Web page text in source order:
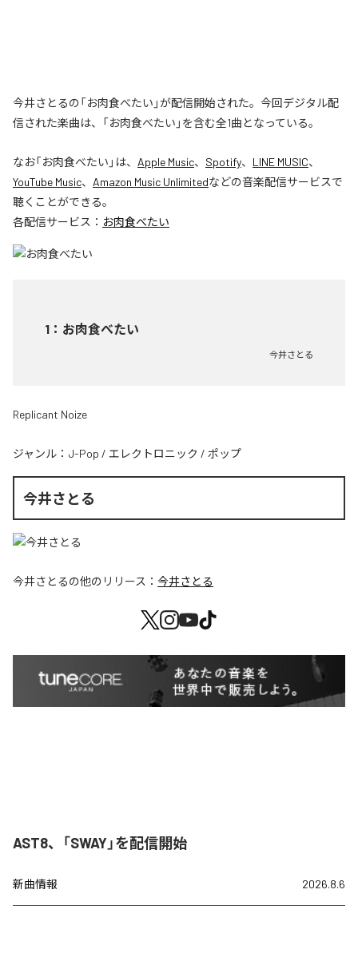
今井さとるの「お肉食べたい」が配信開始された。今回デジタル配
信された楽曲は、「お肉食べたい」を含む全1曲となっている。
なお「お肉食べたい 」は、 Apple Music、 Spotify、 LINE MUSIC、
YouTube Music、 Amazon Music Unlimitedなどの音楽配信サービスで
聴くことができる。
各配信サービス： お肉食べたい
1 ： お肉食べたい
今井さとる
Replicant Noize
ジャンル： J-Pop / エレクトロニック / ポップ
今井さとる
今井さとるの他のリリース： 今井さとる
AST8、「SWAY」を配信開始
新曲情報 2026.8.6